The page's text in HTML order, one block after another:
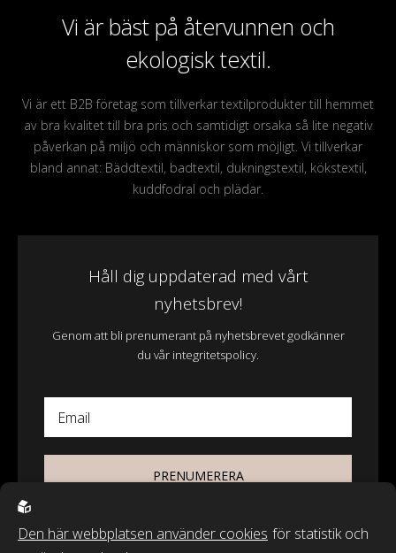
Vi är bäst på återvunnen och
ekologisk textil.
Vi är ett B2B företag som tillverkar textilprodukter till hemmet
av bra kvalitet till bra pris och samtidigt orsaka så lite negativ
påverkan på miljö och människor som möjligt. Vi tillverkar
bland annat: Bäddtextil, badtextil, dukningstextil, kökstextil,
kuddfodral och plädar.
Håll dig uppdaterad med vårt
nyhetsbrev!
Genom att bli prenumerant på nyhetsbrevet godkänner
du vår integritetspolicy.
Email
PRENUMERERA
Den här webbplatsen använder cookies för statistik och